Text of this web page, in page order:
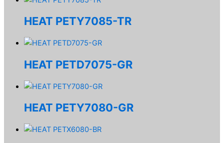
HEAT PETY7085-TR
HEAT PETD7075-GR
HEAT PETY7080-GR